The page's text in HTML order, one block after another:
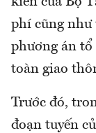
phí cũng như
phương án
toàn giao
Trước đó,
đoạn tuyến